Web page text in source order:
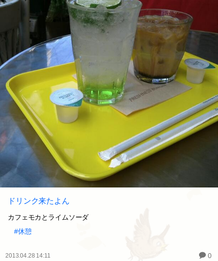
ドリンク来たよん
カフェモカとライムソーダ
#休憩
2013.04.28 14:11 0